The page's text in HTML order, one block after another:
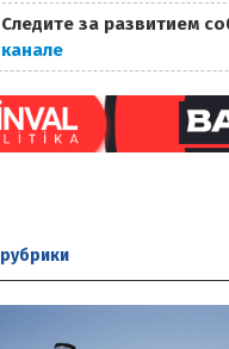
Следите за развитием
канале
рубрики